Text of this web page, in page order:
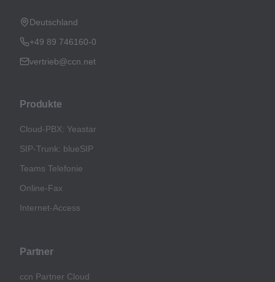
Deutschland
+49 89 746160-0
vertrieb@ccn.net
Produkte
Cloud-PBX: Yeastar
SIP-Trunk: blueSIP
Teams Telefonie
Online-Fax
Internet-Access
Partner
ccn Partner Cloud